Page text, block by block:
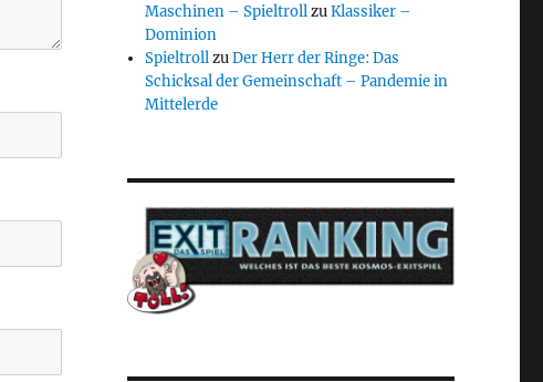
Maschinen – SpieltrollzuKlassiker –
Dominion
SpieltrollzuDer Herr der Ringe: Das
Schicksal der Gemeinschaft – Pandemie in
Mittelerde